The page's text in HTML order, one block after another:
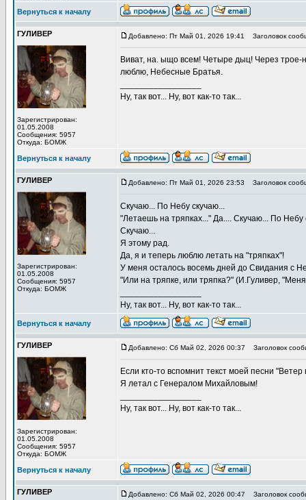
Вернуться к началу
ГУЛИВЕР
Зарегистрирован:
01.05.2008
Сообщения: 5957
Откуда: БОМЖ
Добавлено: Пт Май 01, 2026 19:41 Заголовок
Виват, на. ыщо всем! Четыре дыц! Через
люблю, Небесные Братья.
Ну, так вот... Ну, вот как-то так...
Вернуться к началу
ГУЛИВЕР
Зарегистрирован:
01.05.2008
Сообщения: 5957
Откуда: БОМЖ
Добавлено: Пт Май 01, 2026 23:53 Заголовок
Скучаю... По Небу скучаю...
"Летаешь на тряпках..." Да.... Скучаю... По Небу
Скучаю...
Я этому рад.
Да, я и теперь люблю летать на "тряпках"!
У меня осталось восемь дней до Свидания с
"Или на тряпке, или тряпка?" (И.Гуливер,
Ну, так вот... Ну, вот как-то так...
Вернуться к началу
ГУЛИВЕР
Зарегистрирован:
01.05.2008
Сообщения: 5957
Откуда: БОМЖ
Добавлено: Сб Май 02, 2026 00:37 Заголовок
Если кто-то вспомнит текст моей песни
Я летал с Генералом Михайловым!
Ну, так вот... Ну, вот как-то так...
Вернуться к началу
ГУЛИВЕР Добавлено: Сб Май 02, 2026 00:47 Заголовок